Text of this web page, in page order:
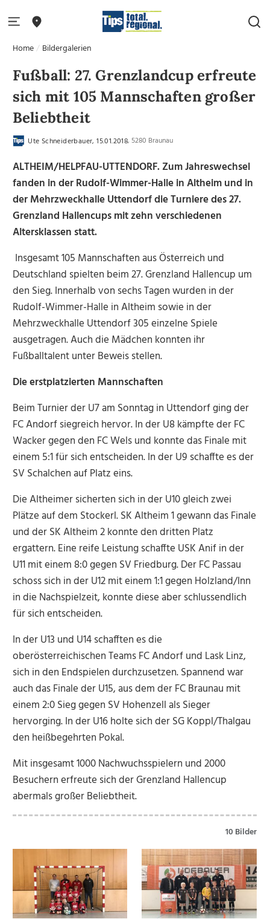
Home Bildergalerien
Fußball: 27. Grenzlandcup erfreute
sich mit 105 Mannschaften großer
Beliebtheit
Ute Schneiderbauer, 15.01.2018, 5280 Braunau
ALTHEIM/HELPFAU-UTTENDORF. Zum Jahreswechsel
fanden in der Rudolf-Wimmer-Halle in Altheim und in
der Mehrzweckhalle Uttendorf die Turniere des 27.
Grenzland Hallencups mit zehn verschiedenen
Altersklassen statt.
Insgesamt 105 Mannschaften aus Österreich und
Deutschland spielten beim 27. Grenzland Hallencup um
den Sieg. Innerhalb von sechs Tagen wurden in der
Rudolf-Wimmer-Halle in Altheim sowie in der
Mehrzweckhalle Uttendorf 305 einzelne Spiele
ausgetragen. Auch die Mädchen konnten ihr
Fußballtalent unter Beweis stellen.
Die erstplatzierten Mannschaften
Beim Turnier der U7 am Sonntag in Uttendorf ging der
FC Andorf siegreich hervor. In der U8 kämpfte der FC
Wacker gegen den FC Wels und konnte das Finale mit
einem 5:1 für sich entscheiden. In der U9 schaffte es der
SV Schalchen auf Platz eins.
Die Altheimer sicherten sich in der U10 gleich zwei
Plätze auf dem Stockerl. SK Altheim 1 gewann das Finale
und der SK Altheim 2 konnte den dritten Platz
ergattern. Eine reife Leistung schaffte USK Anif in der
U11 mit einem 8:0 gegen SV Friedburg. Der FC Passau
schoss sich in der U12 mit einem 1:1 gegen Holzland/Inn
in die Nachspielzeit, konnte diese aber schlussendlich
für sich entscheiden.
In der U13 und U14 schafften es die
oberösterreichischen Teams FC Andorf und Lask Linz,
sich in den Endspielen durchzusetzen. Spannend war
auch das Finale der U15, aus dem der FC Braunau mit
einem 2:0 Sieg gegen SV Hohenzell als Sieger
hervorging. In der U16 holte sich der SG Koppl/Thalgau
den heißbegehrten Pokal.
Mit insgesamt 1000 Nachwuchsspielern und 2000
Besuchern erfreute sich der Grenzland Hallencup
abermals großer Beliebtheit.
10 Bilder